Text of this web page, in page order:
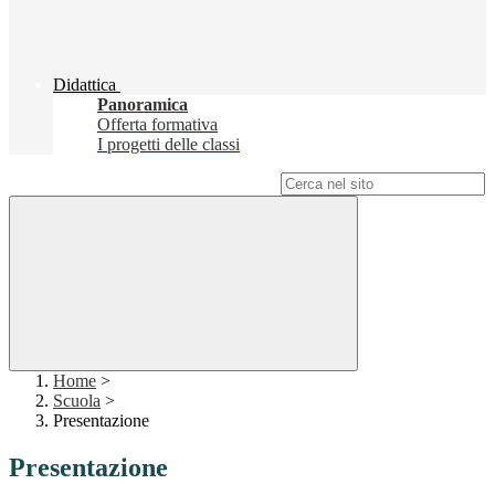
Didattica
Panoramica
Offerta formativa
I progetti delle classi
Home >
Scuola >
Presentazione
Presentazione